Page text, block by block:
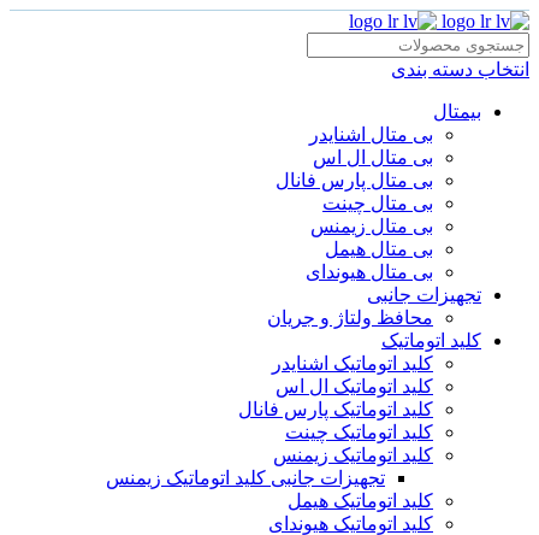
انتخاب دسته بندی
بیمتال
بی متال اشنایدر
بی متال ال اس
بی متال پارس فانال
بی متال چینت
بی متال زیمنس
بی متال هیمل
بی متال هیوندای
تجهیزات جانبی
محافظ ولتاژ و‌ جریان
کلید اتوماتیک
کلید اتوماتیک اشنایدر
کلید اتوماتیک ال اس
کلید اتوماتیک پارس فانال
کلید اتوماتیک چینت
کلید اتوماتیک زیمنس
تجهیزات جانبی کلید اتوماتیک زیمنس
کلید اتوماتیک هیمل
کلید اتوماتیک هیوندای